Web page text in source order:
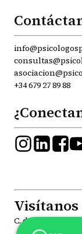
+34 679 27 89 88
C. de la